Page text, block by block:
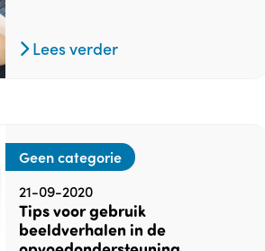
Lees verder
Geen categorie
21-09-2020
Tips voor gebruik
beeldverhalen in de